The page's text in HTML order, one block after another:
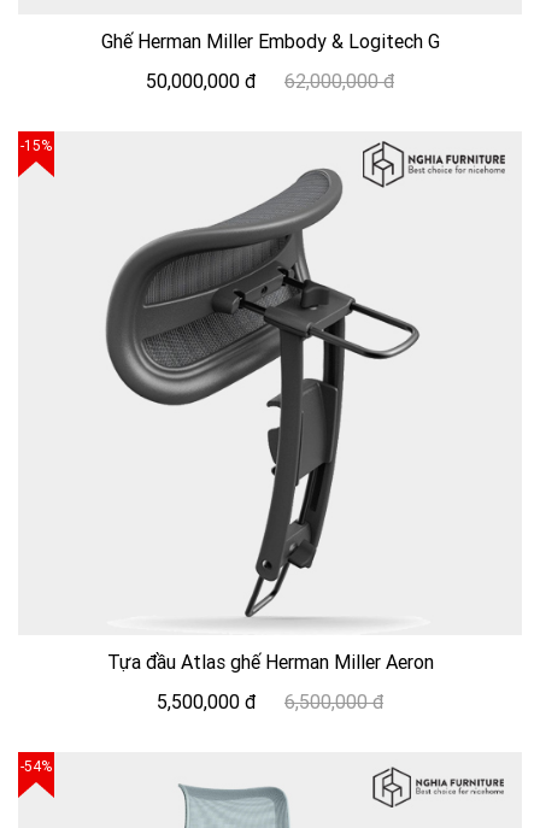
Ghế Herman Miller Embody & Logitech G
50,000,000 đ
62,000,000 đ
-15%
Tựa đầu Atlas ghế Herman Miller Aeron
5,500,000 đ
6,500,000 đ
-54%